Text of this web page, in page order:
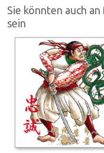
Sie könnten auch
sein